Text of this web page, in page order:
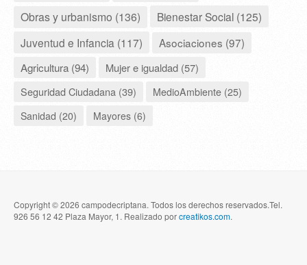
Obras y urbanismo (136)
Bienestar Social (125)
Juventud e Infancia (117)
Asociaciones (97)
Agricultura (94)
Mujer e igualdad (57)
Seguridad Ciudadana (39)
MedioAmbiente (25)
Sanidad (20)
Mayores (6)
Copyright © 2026 campodecriptana. Todos los derechos reservados.Tel.
926 56 12 42 Plaza Mayor, 1. Realizado porcreatikos.com.